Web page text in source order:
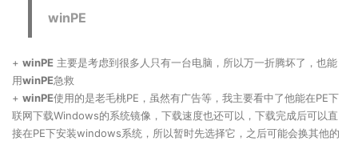
winPE
+ winPE 主要是考虑到很多人只有一台电脑，所以万一折腾坏了，也能
用winPE急救
+ winPE使用的是老毛桃PE，虽然有广告等，我主要看中了他能在PE下
联网下载Windows的系统镜像，下载速度也还可以，下载完成后可以直
接在PE下安装windows系统，所以暂时先选择它，之后可能会换其他的